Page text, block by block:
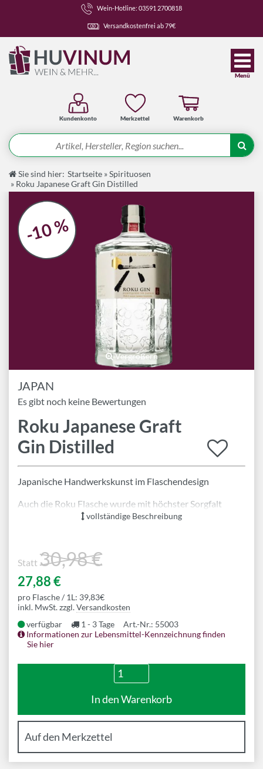
Wein-Hotline: 03591 2700818
Versandkostenfrei ab 79€
Kundenkonto Merkzettel Warenkorb
Menü
Angebote
Wein-Pakete
Spirituosen-Pakete
Geschenk-Pakete
Weine
Spirituosen
Marken
Inspiration
Rezepte & Ideen
Magazin
Schlagworte
Gutscheine
Sie sind hier: Startseite »Spirituosen
» Roku Japanese Graft Gin Distilled
Vergrößern
-10 %
JAPAN
Es gibt noch keine Bewertungen
Roku Japanese Graft
Gin Distilled
Japanische Handwerkskunst im Flaschendesign
Auch die Roku Flasche wurde mit höchster Sorgfalt
entworfen und spiegelt die Ästhetik Japans wider: Die
auf dem Flaschenglas zu sehen.
Das Label besteht aus traditionellem
japanischem Washi-Papier und hebt die japanische
Handwerkskunst und Perfektion hervor. Außerdem ist
das Kanji-Symbol, das für die Zahl sechs steht, auf das
Label gedruckt.
vollständige Beschreibung
Statt 30,98 €
27,88 €
pro Flasche / 1L: 39,83€
inkl. MwSt. zzgl.Versandkosten
verfügbar
1 - 3 Tage
Art.-Nr.: 55003
Informationen zur Lebensmittel-Kennzeichnung finden
Sie hier